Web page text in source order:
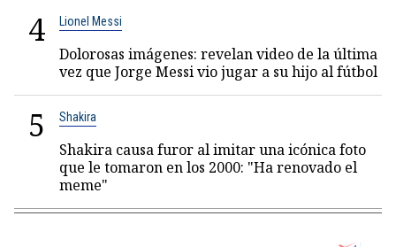
4 Lionel Messi
Dolorosas imágenes: revelan video de la última
vez que Jorge Messi vio jugar a su hijo al fútbol
5 Shakira
Shakira causa furor al imitar una icónica foto
que le tomaron en los 2000: "Ha renovado el
meme"